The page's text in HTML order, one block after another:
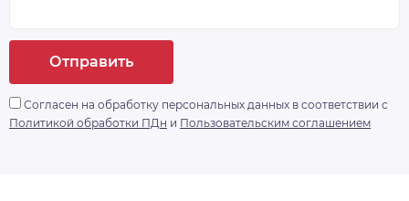
Отправить
Согласен на обработку персональных данных в соответствии с
Политикой обработки ПДн и Пользовательским соглашением